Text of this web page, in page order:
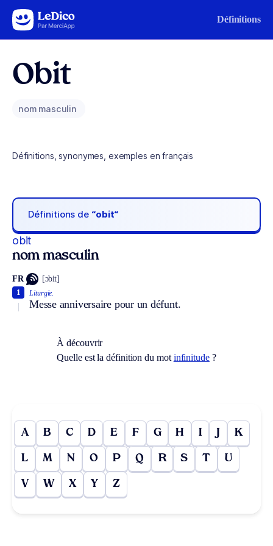
Aller au contenu Définitions
Obit
nom masculin
Définitions, synonymes, exemples en français
Définitions de “obit“
obit
nom masculin
FR [ɔbit]
Liturgie.
Messe anniversaire pour un défunt.
1
À découvrir
Quelle est la définition du mot infinitude?
A B C D E F G H I J K
L M N O P Q R S T U
V W X Y Z